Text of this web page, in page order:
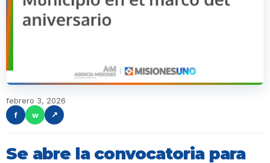
febrero 3, 2026
f
w ↗
Se abre la convocatoria para